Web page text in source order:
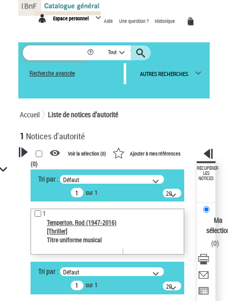
Espace personnel Aide Une question ? Historique
Tout
Recherche avancée AUTRES RECHERCHES
Accueil Liste de notices d’autorité
1 Notices d'autorité
VOTRE RECHERCHE
Recherche avancée dans les
notices d’autorité
Œuvres liées à l'auteur :
Temperton, Rod (1947-2016)
Auteur d’œuvre
Statut de la notice d’autorité
Notice élémentaire
Pays
Voir la sélection (0) Ajouter à mes références
(0)
Tri par : Défaut
sur 1
20
résultats/page
1
Temperton, Rod (1947-2016)
[Thriller]
Titre uniforme musical
Tri par : Défaut
sur 1
20
résultats/page
RÉCUPÉRER
LES
NOTICES
Ma
(0)
Panneau de gestion des cookies